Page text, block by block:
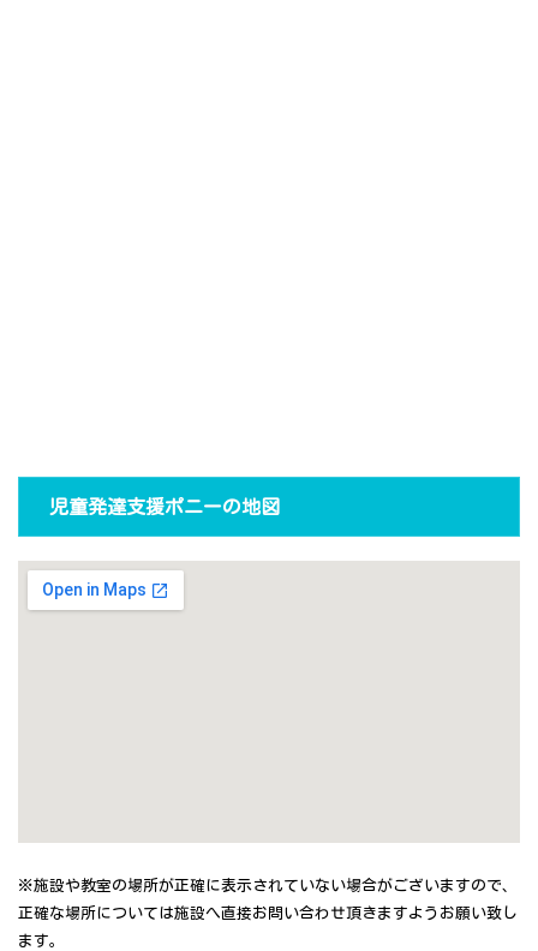
児童発達支援ポニーの地図
※施設や教室の場所が正確に表示されていない場合がございますので、
正確な場所については施設へ直接お問い合わせ頂きますようお願い致し
ます。